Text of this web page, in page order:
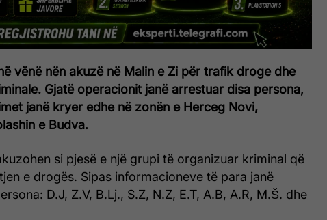
vënë nën akuzë në Malin e Zi për trafik droge dhe
Gjatë operacionit janë arrestuar disa persona,
janë kryer edhe në zonën e Herceg Novi,
e Budva.
si pjesë e një grupi të organizuar kriminal që
e drogës. Sipas informacioneve të para janë
D.J, Z.V, B.Lj., S.Z, N.Z, E.T, A.B, A.R, M.Š. dhe